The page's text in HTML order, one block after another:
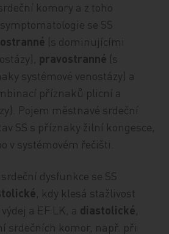
komory a z toho
se SS
(s dominujícími
pravostranné (s
systémové venostázy) a
příznaků plicní a
Pojem městnavé srdeční
SS s příznaky žilní kongesce,
v systémovém řečišti.
dysfunkce se SS
, kdy klesá stažlivost
a EF LK, a diastolické,
srdečních komor, např. při